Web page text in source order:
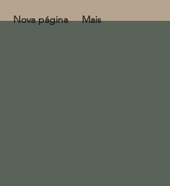
Nova página Mais